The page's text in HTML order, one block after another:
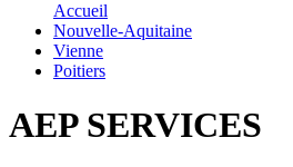
Accueil
Nouvelle-Aquitaine
Vienne
Poitiers
AEP SERVICES